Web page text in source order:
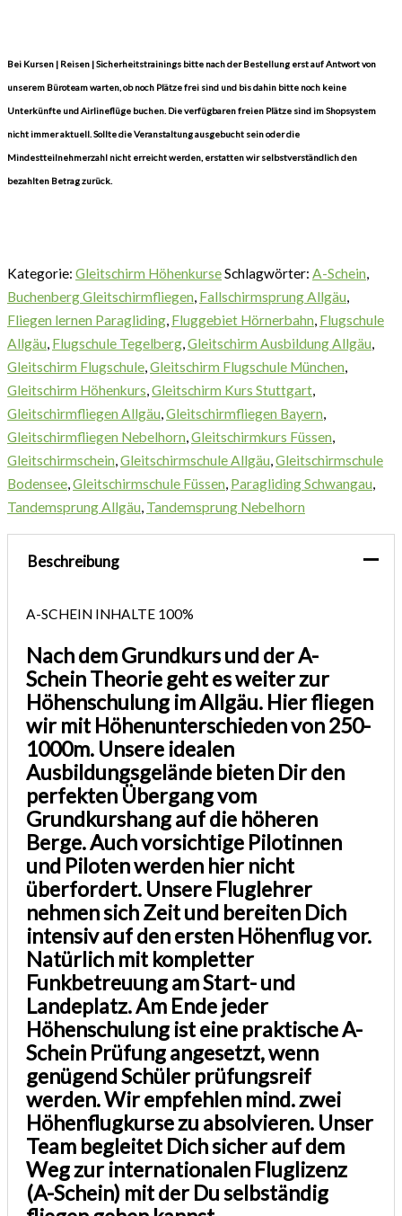
Bei Kursen | Reisen | Sicherheitstrainings bitte nach der Bestellung erst auf Antwort von
unserem Büroteam warten, ob noch Plätze frei sind und bis dahin bitte noch keine
Unterkünfte und Airlineflüge buchen. Die verfügbaren freien Plätze sind im Shopsystem
nicht immer aktuell. Sollte die Veranstaltung ausgebucht sein oder die
Mindestteilnehmerzahl nicht erreicht werden, erstatten wir selbstverständlich den
bezahlten Betrag zurück.
Kategorie: Gleitschirm HöhenkurseSchlagwörter: A-Schein,
Buchenberg Gleitschirmfliegen, Fallschirmsprung Allgäu,
Fliegen lernen Paragliding, Fluggebiet Hörnerbahn, Flugschule
Allgäu, Flugschule Tegelberg,Gleitschirm Ausbildung Allgäu,
Gleitschirm Flugschule,Gleitschirm Flugschule München,
Gleitschirm Höhenkurs,Gleitschirm Kurs Stuttgart,
Gleitschirmfliegen Allgäu,Gleitschirmfliegen Bayern,
Gleitschirmfliegen Nebelhorn,Gleitschirmkurs Füssen,
Gleitschirmschein,Gleitschirmschule Allgäu,Gleitschirmschule
Bodensee,Gleitschirmschule Füssen, Paragliding Schwangau,
Tandemsprung Allgäu, Tandemsprung Nebelhorn
Beschreibung
A-SCHEIN INHALTE 100%
Nach dem Grundkurs und der A-
Schein Theorie geht es weiter zur
Höhenschulung im Allgäu. Hier fliegen
wir mit Höhenunterschieden von 250-
1000m. Unsere idealen
Ausbildungsgelände bieten Dir den
perfekten Übergang vom
Grundkurshang auf die höheren
Berge. Auch vorsichtige Pilotinnen
und Piloten werden hier nicht
überfordert. Unsere Fluglehrer
nehmen sich Zeit und bereiten Dich
intensiv auf den ersten Höhenflug vor.
Natürlich mit kompletter
Funkbetreuung am Start- und
Landeplatz. Am Ende jeder
Höhenschulung ist eine praktische A-
Schein Prüfung angesetzt, wenn
genügend Schüler prüfungsreif
werden. Wir empfehlen mind. zwei
Höhenflugkurse zu absolvieren. Unser
Team begleitet Dich sicher auf dem
Weg zur internationalen Fluglizenz
(A-Schein) mit der Du selbständig